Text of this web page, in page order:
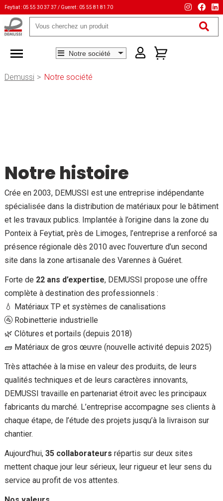
Feytiat : 05 55 30 37 37 / Gueret : 05 55 81 81 70
Mots-
clés
Demussi Notre société
Notre histoire
Crée en 2003, DEMUSSI est une entreprise indépendante
spécialisée dans la distribution de matériaux pour le bâtiment
et les travaux publics. Implantée à l’origine dans la zone du
Ponteix à Feytiat, près de Limoges, l’entreprise a renforcé sa
présence régionale dès 2010 avec l’ouverture d’un second
site dans la zone artisanale des Varennes à Guéret.
Forte de 22 ans d’expertise, DEMUSSI propose une offre
complète à destination des professionnels :
💧 Matériaux TP et systèmes de canalisations
🚰 Robinetterie industrielle
🌿 Clôtures et portails (depuis 2018)
🧱 Matériaux de gros œuvre (nouvelle activité depuis 2025)
Très attachée à la mise en valeur des produits, de leurs
qualités techniques et de leurs caractères innovants,
DEMUSSI travaille en partenariat étroit avec les principaux
fabricants du marché. L’entreprise accompagne ses clients à
chaque étape, de l’étude des projets jusqu’à la livraison sur
chantier.
Aujourd’hui, 35 collaborateurs répartis sur deux sites
mettent chaque jour leur sérieux, leur rigueur et leur sens du
service au profit de vos attentes.